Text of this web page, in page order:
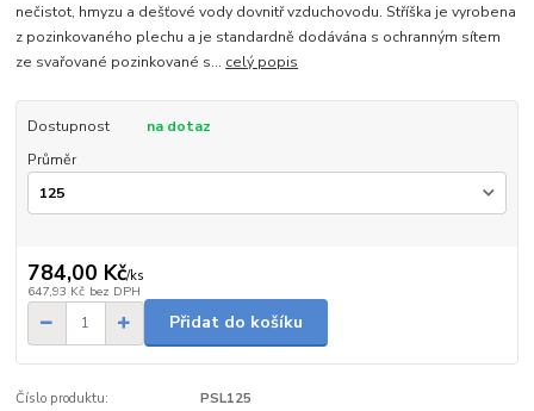
nečistot, hmyzu a dešťové vody dovnitř vzduchovodu. Stříška je vyrobena
z pozinkovaného plechu a je standardně dodávána s ochranným sítem
ze svařované pozinkované s... celý popis
Dostupnost
na dotaz
Průměr
784,00 Kč/ks
647,93 Kč bez DPH
Přidat do košíku
Číslo produktu: PSL125